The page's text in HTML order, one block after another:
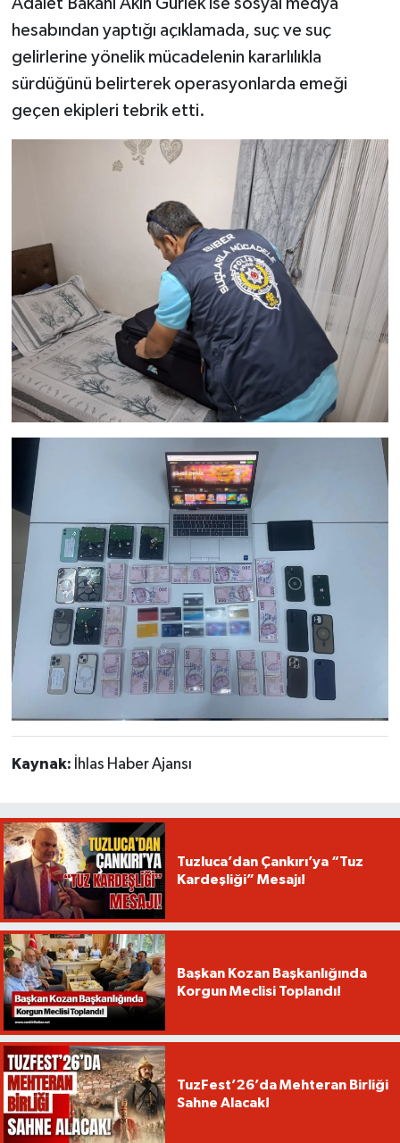
hesabından yaptığı açıklamada, suç ve suç
gelirlerine yönelik mücadelenin kararlılıkla
sürdüğünü belirterek operasyonlarda emeği
geçen ekipleri tebrik etti.
Kaynak: İhlas Haber Ajansı
Tuzluca’dan Çankırı’ya “Tuz
Kardeşliği” Mesajı!
Başkan Kozan Başkanlığında
Korgun Meclisi Toplandı!
TuzFest’26’da Mehteran Birliği
Sahne Alacak!